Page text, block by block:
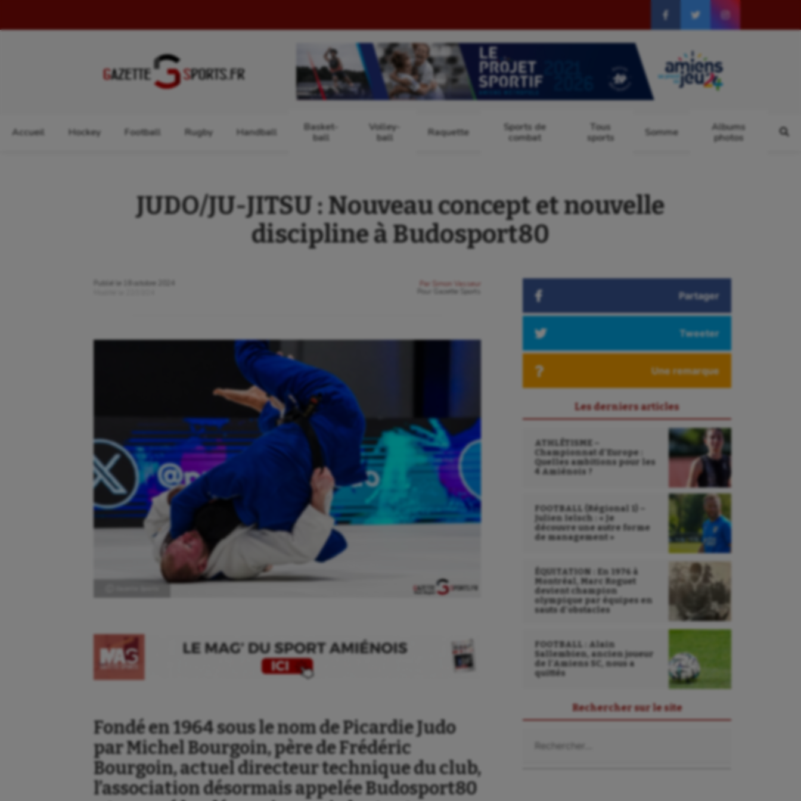
Accueil Hockey Football Rugby Handball
Basket-
ball
Volley-
ball
Raquette
Sports de
combat
Tous
sports
Somme
Albums
photos
JUDO/JU-JITSU : Nouveau concept et nouvelle
discipline à Budosport80
Publié le
18 octobre 2024
Par
Simon Vasseur
Gazette Sports
Fondé en 1964 sous le nom de Picardie Judo
par Michel Bourgoin, père de Frédéric
Bourgoin, actuel directeur technique du club,
l’association désormais appelée Budosport80
Partager
Tweeter
Une remarque
Les derniers articles
ATHLÉTISME –
Championnat d’Europe :
Quelles ambitions pour les
4 Amiénois ?
FOOTBALL (Régional 1) –
Julien Ielsch : « Je
découvre une autre forme
de management »
ÉQUITATION : En 1976 à
Montréal, Marc Roguet
devient champion
olympique par équipes en
sauts d’obstacles
FOOTBALL : Alain
Sallembien, ancien joueur
de l’Amiens SC, nous a
quittés
Rechercher sur le site